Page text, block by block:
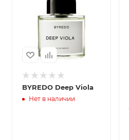
BYREDO Deep Viola
Нет в наличии